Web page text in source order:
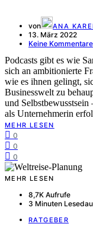
von ANA
13. März 2022
Keine Kommentare
Podcasts gibt es wie
sich an ambitionierte
wie es ihnen gelingt,
Businesswelt zu
und
als Unternehmerin
MEHR LESEN
0
0
0
MEHR LESEN
8,7K Aufrufe
3 Minuten
RATGEBER